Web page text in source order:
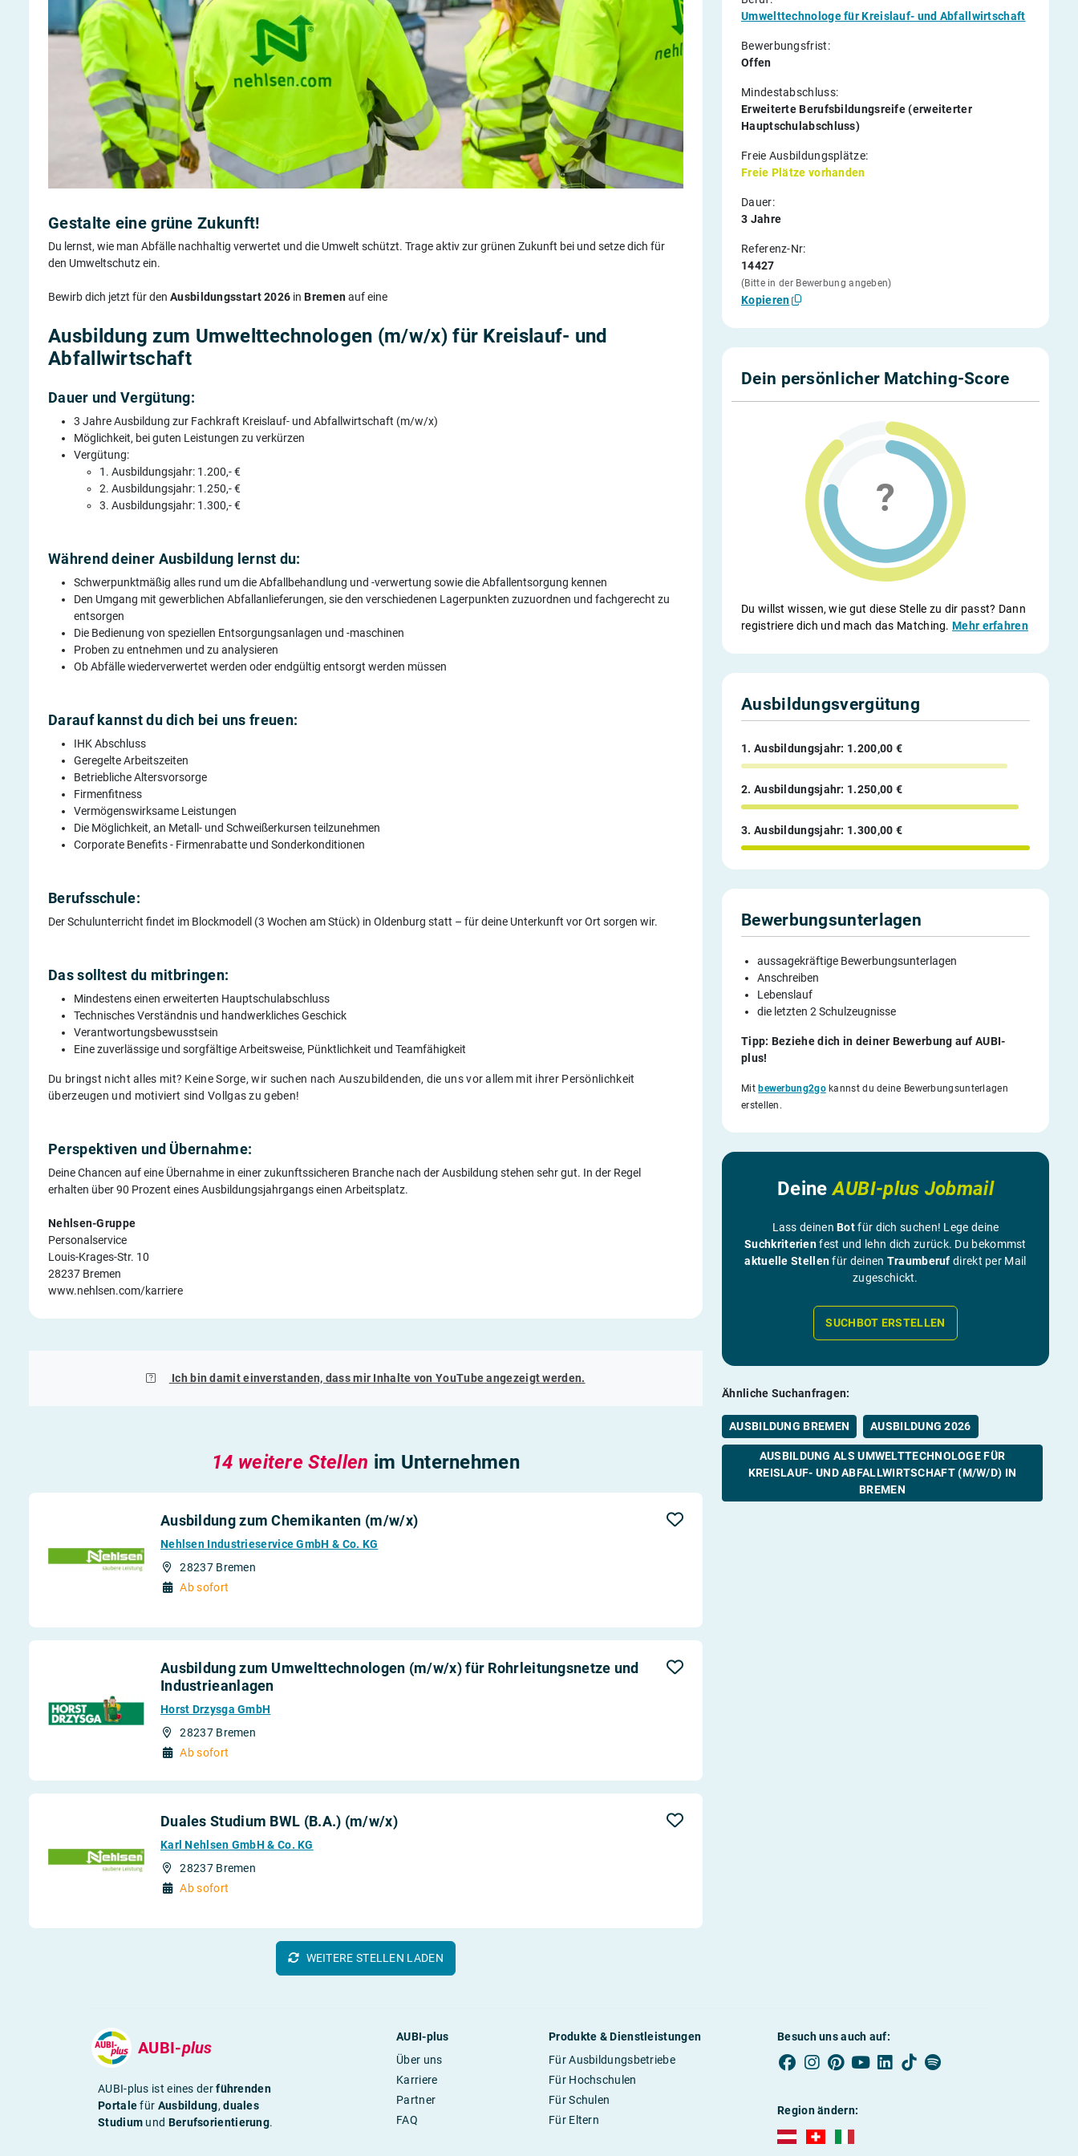
Gestalte eine grüne Zukunft!
Du lernst, wie man Abfälle nachhaltig verwertet und die Umwelt schützt. Trage aktiv zur grünen Zukunft bei und setze dich für
den Umweltschutz ein.
Bewirb dich jetzt für den Ausbildungsstart 2026 inBremenauf eine
Ausbildung zum Umwelttechnologen (m/w/x) für Kreislauf- und
Abfallwirtschaft
Dauer und Vergütung:
3 Jahre Ausbildung zur Fachkraft Kreislauf- und Abfallwirtschaft (m/w/x)
Möglichkeit, bei guten Leistungen zu verkürzen
Vergütung:
1. Ausbildungsjahr: 1.200,- €
2. Ausbildungsjahr: 1.250,- €
3. Ausbildungsjahr: 1.300,- €
Während deiner Ausbildung lernst du:
Schwerpunktmäßig alles rund um die Abfallbehandlung und -verwertung sowie die Abfallentsorgung kennen
Den Umgang mit gewerblichen Abfallanlieferungen, sie den verschiedenen Lagerpunkten zuzuordnen und fachgerecht zu
entsorgen
Die Bedienung von speziellen Entsorgungsanlagen und -maschinen
Proben zu entnehmen und zu analysieren
Ob Abfälle wiederverwertet werden oder endgültig entsorgt werden müssen
Darauf kannst du dich bei uns freuen:
IHK Abschluss
Geregelte Arbeitszeiten
Betriebliche Altersvorsorge
Firmenfitness
Vermögenswirksame Leistungen
Die Möglichkeit, an Metall- und Schweißerkursen teilzunehmen
Corporate Benefits - Firmenrabatte und Sonderkonditionen
Berufsschule:
Der Schulunterricht findet im Blockmodell (3 Wochen am Stück) in Oldenburg statt – für deine Unterkunft vor Ort sorgen wir.
Das solltest du mitbringen:
Mindestens einen erweiterten Hauptschulabschluss
Technisches Verständnis und handwerkliches Geschick
Verantwortungsbewusstsein
Eine zuverlässige und sorgfältige Arbeitsweise, Pünktlichkeit und Teamfähigkeit
Du bringst nicht alles mit? Keine Sorge, wir suchen nach Auszubildenden, die uns vor allem mit ihrer Persönlichkeit
überzeugen und motiviert sind Vollgas zu geben!
Perspektiven und Übernahme:
Deine Chancen auf eine Übernahme in einer zukunftssicheren Branche nach der Ausbildung stehen sehr gut. In der Regel
erhalten über 90 Prozent eines Ausbildungsjahrgangs einen Arbeitsplatz.
Nehlsen-Gruppe
Personalservice
Louis-Krages-Str. 10
28237 Bremen
www.nehlsen.com/karriere
Umwelttechnologe für Kreislauf- und Abfallwirtschaft
Bewerbungsfrist:
Offen
Mindestabschluss:
Erweiterte Berufsbildungsreife (erweiterter
Hauptschulabschluss)
Freie Ausbildungsplätze:
Freie Plätze vorhanden
Dauer:
3 Jahre
Referenz-Nr:
14427
(Bitte in der Bewerbung angeben)
Kopieren
Dein persönlicher Matching-Score
Du willst wissen, wie gut diese Stelle zu dir passt? Dann
registriere dich und mach das Matching.Mehr erfahren
Ausbildungsvergütung
1. Ausbildungsjahr: 1.200,00 €
2. Ausbildungsjahr: 1.250,00 €
3. Ausbildungsjahr: 1.300,00 €
Bewerbungsunterlagen
aussagekräftige Bewerbungsunterlagen
Anschreiben
Lebenslauf
die letzten 2 Schulzeugnisse
Tipp: Beziehe dich in deiner Bewerbung auf AUBI-
plus!
Mitbewerbung2gokannst du deine Bewerbungsunterlagen
erstellen.
DeineAUBI-plus Jobmail
Lass deinenBotfür dich suchen! Lege deine
Suchkriterienfest und lehn dich zurück. Du bekommst
aktuelle Stellenfür deinen Traumberuf direkt per Mail
zugeschickt.
SUCHBOT ERSTELLEN
Ähnliche Suchanfragen:
AUSBILDUNG BREMEN AUSBILDUNG 2026
AUSBILDUNG ALS UMWELTTECHNOLOGE FÜR
KREISLAUF- UND ABFALLWIRTSCHAFT (M/W/D) IN
BREMEN
Ich bin damit einverstanden, dass mir Inhalte vonYouTubeangezeigt werden.
14 weitere Stellen im Unternehmen
Ausbildung zum Chemikanten (m/w/x)
Nehlsen Industrieservice GmbH & Co. KG
28237 Bremen
Ab sofort
Ausbildung zum Umwelttechnologen (m/w/x) für Rohrleitungsnetze und
Industrieanlagen
Horst Drzysga GmbH
28237 Bremen
Ab sofort
Duales Studium BWL (B.A.) (m/w/x)
Karl Nehlsen GmbH & Co. KG
28237 Bremen
Ab sofort
WEITERE STELLEN LADEN
AUBI-plus
AUBI-plus ist eines derführenden
Portalefür Ausbildung,duales
Studium und Berufsorientierung.
AUBI-plus
Über uns
Karriere
Partner
FAQ
Produkte & Dienstleistungen
Für Ausbildungsbetriebe
Für Hochschulen
Für Schulen
Für Eltern
Besuch uns auch auf:
Region ändern:
AUBI-plus Österreich (deutsch)
AUBI-plus Schweiz (deutsch)
AUBI-plus Italien (deutsch)